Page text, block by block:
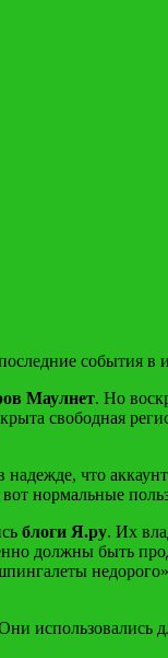
события в
Маулнет. Но
свободная
что
нормальные
блоги Я.ру. Их
должны быть